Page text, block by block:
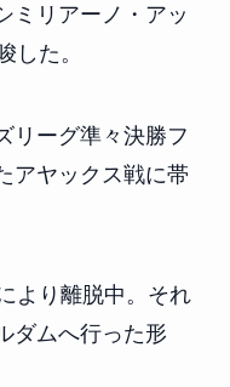
ミリアーノ・アッ
した。
リーグ準々決勝フ
アヤックス戦に帯
より離脱中。それ
ダムへ行った形